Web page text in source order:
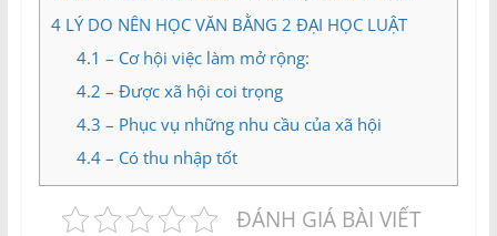
4LÝ DO NÊN HỌC VĂN BẰNG 2 ĐẠI HỌC LUẬT
4.1 – Cơ hội việc làm mở rộng:
4.2 – Được xã hội coi trọng
4.3 – Phục vụ những nhu cầu của xã hội
4.4– Có thu nhập tốt
ĐÁNH GIÁ BÀI VIẾT